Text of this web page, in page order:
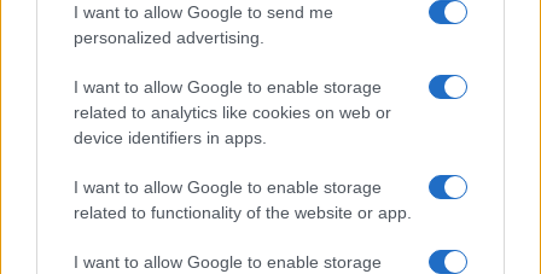
I want to allow Google to send me
personalized advertising.
I want to allow Google to enable storage
related to analytics like cookies on web or
device identifiers in apps.
I want to allow Google to enable storage
related to functionality of the website or app.
I want to allow Google to enable storage
Ingyen net a Telenorosoknak!
Újra korlátlan net hétvége a Telenornál
Hatalmas forgalom a Telenornál
További hírek